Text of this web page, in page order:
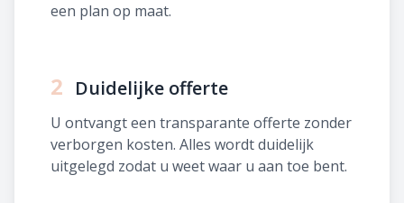
een plan op maat.
2 Duidelijke offerte
U ontvangt een transparante offerte zonder
verborgen kosten. Alles wordt duidelijk
uitgelegd zodat u weet waar u aan toe bent.